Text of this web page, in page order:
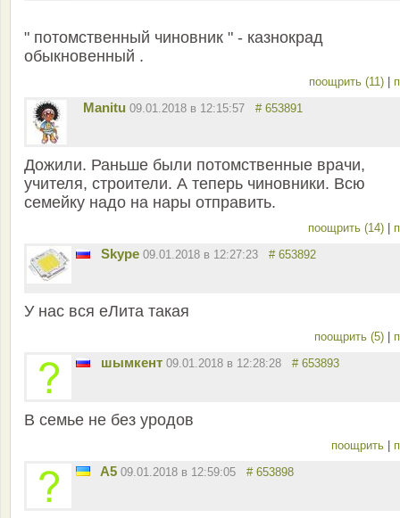
" потомственный чиновник " - казнокрад
обыкновенный .
поощрить (11) |
Manitu 09.01.2018 в 12:15:57 # 653891
Дожили. Раньше были потомственные врачи,
учителя, строители. А теперь чиновники. Всю
семейку надо на нары отправить.
поощрить (14) |
Skype 09.01.2018 в 12:27:23 # 653892
У нас вся еЛита такая
поощрить (5) |
шымкент 09.01.2018 в 12:28:28 # 653893
В семье не без уродов
поощрить |
A5 09.01.2018 в 12:59:05 # 653898